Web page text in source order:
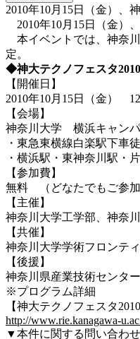
2010年10月15日（金）、
2010年10月15日（金）
本イベントでは、神奈
定。
◆神大テクノフェスタ
【開催日】
2010年10月15日（金）
【会場】
神奈川大学 横浜キャン
・東急東横線白楽駅下車
・横浜駅・東神奈川駅・
【参加費】
無料 （どなたでもご参加
【主催】
神奈川大学工学部、神奈
【共催】
神奈川大学学術フロンテ
【後援】
神奈川県産業技術センタ
※プログラム詳細
【神大テクノフェスタ
http://www.rie.kanagawa-
▼本件に関する問い合わ